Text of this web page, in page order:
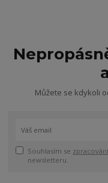
Můžete se kdykoli
Souhlasím se
newsletteru.